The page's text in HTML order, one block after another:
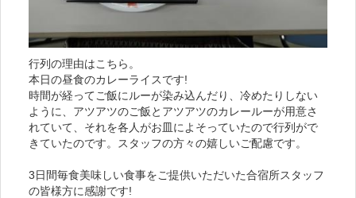
行列の理由はこちら。
本日の昼食のカレーライスです!
時間が経ってご飯にルーが染み込んだり、冷めたりしない
ように、アツアツのご飯とアツアツのカレールーが用意さ
れていて、それを各人がお皿によそっていたので行列がで
きていたのです。スタッフの方々の嬉しいご配慮です。
3日間毎食美味しい食事をご提供いただいた合宿所スタッフ
の皆様方に感謝です!